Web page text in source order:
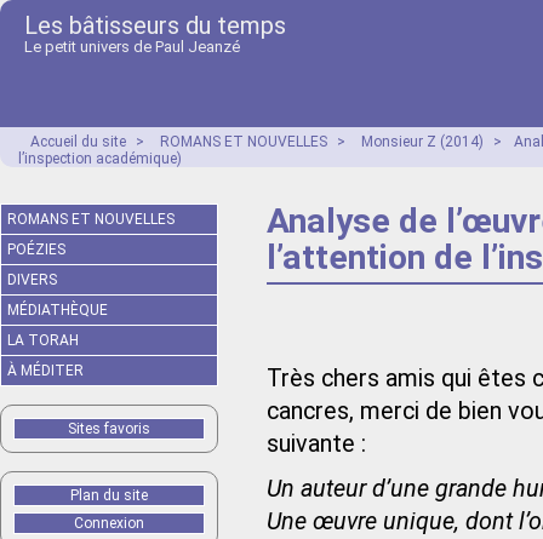
Les bâtisseurs du temps
Le petit univers de Paul Jeanzé
Accueil du site > ROMANS ET NOUVELLES > Monsieur Z (2014) >
l’inspection académique)
Analyse de
l’attention de
Très chers amis qui êtes
cancres, merci de bien
suivante :
Un auteur d’une grande
Une œuvre unique, dont
ROMANS ET NOUVELLES
POÉZIES
DIVERS
MÉDIATHÈQUE
LA TORAH
À MÉDITER
Sites favoris
Plan du site
Connexion